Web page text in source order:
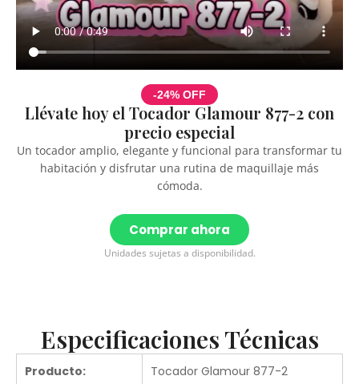
-24% OFF
Llévate hoy el Tocador Glamour 877-2 con
precio especial
Un tocador amplio, elegante y funcional para transformar tu
habitación y disfrutar una rutina de maquillaje más
cómoda.
Comprar ahora
Unidades sujetas a disponibilidad.
Especificaciones Técnicas
Producto: Tocador Glamour 877-2